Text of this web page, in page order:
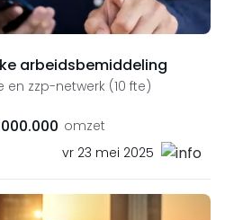
arbeidsbemiddeling
en zzp-netwerk (10 fte)
omzet
vr 23 mei 2025